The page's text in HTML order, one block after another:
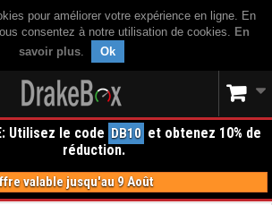
pour améliorer votre expérience en ligne. En
consentez à notre utilisation de cookies. En
savoir plus. Ok
Utilisez le code DB10 et obtenez 10% de
réduction.
valable jusqu'au 9 Août